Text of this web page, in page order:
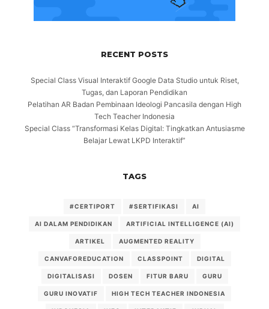
RECENT POSTS
Special Class Visual Interaktif Google Data Studio untuk Riset,
Tugas, dan Laporan Pendidikan
Pelatihan AR Badan Pembinaan Ideologi Pancasila dengan High
Tech Teacher Indonesia
Special Class “Transformasi Kelas Digital: Tingkatkan Antusiasme
Belajar Lewat LKPD Interaktif”
TAGS
#CERTIPORT #SERTIFIKASI AI
AI DALAM PENDIDIKAN ARTIFICIAL INTELLIGENCE (AI)
ARTIKEL AUGMENTED REALITY
CANVAFOREDUCATION CLASSPOINT DIGITAL
DIGITALISASI DOSEN FITUR BARU GURU
GURU INOVATIF HIGH TECH TEACHER INDONESIA